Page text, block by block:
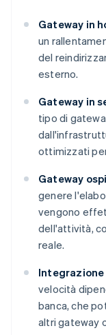
Gateway in
un
del
esterno.
Gateway in
tipo di
ottimizzati
Gateway
genere
vengono
dell'attività,
reale.
Integrazione
velocità
banca, che
altri gateway